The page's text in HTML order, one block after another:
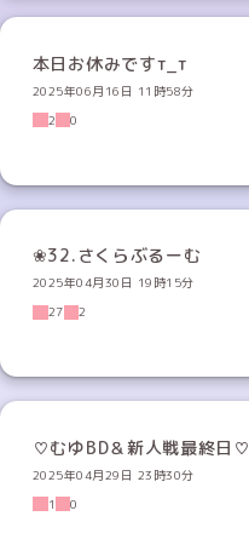
本日お休みですт_т
2025年06月16日 11時58分
2
0
❀32.さくらぶるーむ
2025年04月30日 19時15分
27
2
♡むゆBD＆新人戦最終日♡
2025年04月29日 23時30分
1
0